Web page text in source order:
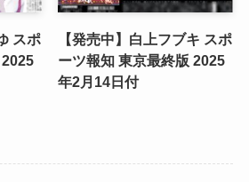
スポ
【発売中】白上フブキ スポ
ーツ報知 東京最終版 2025
年2月14日付